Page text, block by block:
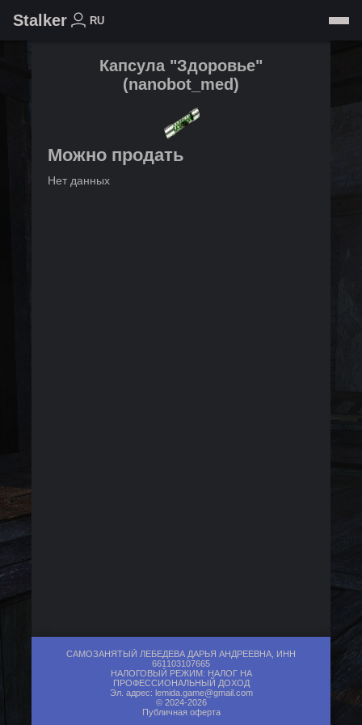
Stalker RU
Капсула "Здоровье"
(nanobot_med)
Можно продать
Нет данных
САМОЗАНЯТЫЙ ЛЕБЕДЕВА ДАРЬЯ АНДРЕЕВНА, ИНН
661103107665
НАЛОГОВЫЙ РЕЖИМ: НАЛОГ НА
ПРОФЕССИОНАЛЬНЫЙ ДОХОД
Эл. адрес: lemida.game@gmail.com
© 2024-2026
Публичная оферта